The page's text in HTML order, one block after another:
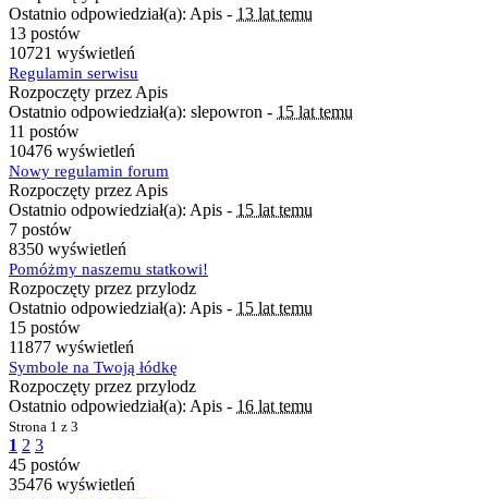
Ostatnio odpowiedział(a): Apis - 13 lat temu
13 postów
10721 wyświetleń
Regulamin serwisu
Rozpoczęty przez Apis
Ostatnio odpowiedział(a): slepowron - 15 lat temu
11 postów
10476 wyświetleń
Nowy regulamin forum
Rozpoczęty przez Apis
Ostatnio odpowiedział(a): Apis - 15 lat temu
7 postów
8350 wyświetleń
Pomóżmy naszemu statkowi!
Rozpoczęty przez przylodz
Ostatnio odpowiedział(a): Apis - 15 lat temu
15 postów
11877 wyświetleń
Symbole na Twoją łódkę
Rozpoczęty przez przylodz
Ostatnio odpowiedział(a): Apis - 16 lat temu
Strona 1 z 3
1 2 3
45 postów
35476 wyświetleń